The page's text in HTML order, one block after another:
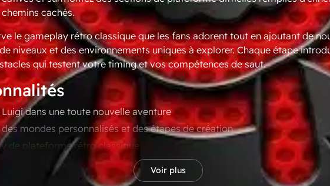
cachés.
le gameplay rétro classique que les fans adorent tout en ajoutant de
niveaux et des environnements uniques à explorer. Chaque étape
qui testent votre timing et vos compétences de saut.
dans une toute nouvelle aventure
mondes personnalisés et des étapes de création
de plateforme rétro classique
et zones bonus
fluides et niveaux difficiles
Voir plus